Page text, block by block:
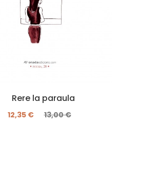
Rere la paraula
12,35 € 13,00 €